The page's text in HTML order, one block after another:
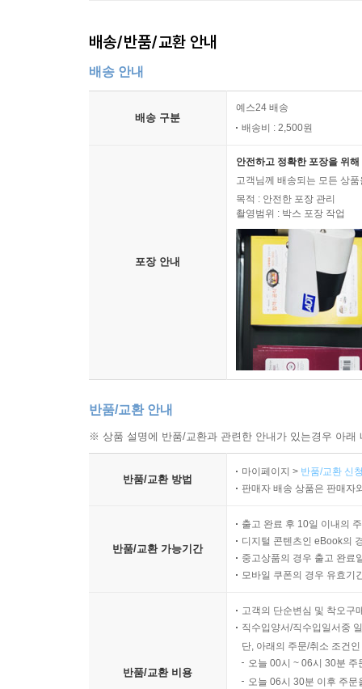
배송/반품/교환 안내
배송 안내
배송 구분
예스24 배송
배송비 : 2,500원
포장 안내
안전하고 정확한 포장을 위
고객님께 배송되는 모든 상
목적 : 안전한 포장 관리
촬영범위 : 박스 포장 작업
반품/교환 안내
※ 상품 설명에 반품/교환과 관련한 안내가 있는경우 아
반품/교환 방법
마이페이지 > 반품/교환 신
판매자 배송 상품은 판매자
반품/교환 가능기간
출고 완료 후 10일 이내의
디지털 콘텐츠인 eBook의
중고상품의 경우 출고 완료
모바일 쿠폰의 경우 유효기
반품/교환 비용
고객의 단순변심 및 착오구
직수입양서/직수입일서중
단, 아래의 주문/취소 조건
오늘 00시 ~ 06시 30분
오늘 06시 30분 이후 주